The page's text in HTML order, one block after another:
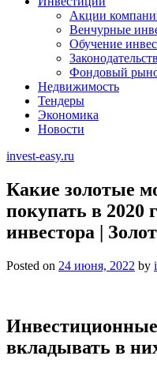
Акции
Венчурные
Обучение
Фондовый
Недвижимость
Тендеры
Экономика
Новости
invest-easy.ru
Какие золотые
покупать в 2020
инвестора |
Posted on 24 июня, 2022 by
вкладывать в